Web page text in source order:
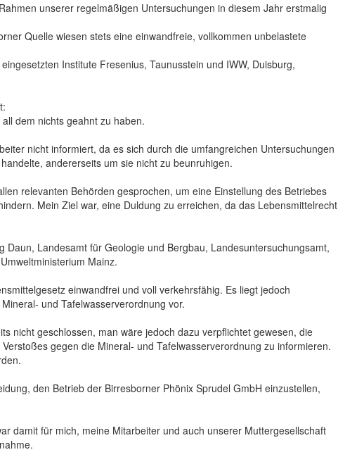
unserer regelmäßigen Untersuchungen in diesem Jahr erstmalig
Quelle wiesen stets eine einwandfreie, vollkommen unbelastete
Institute Fresenius, Taunusstein und IWW, Duisburg,
dem nichts geahnt zu haben.
nicht informiert, da es sich durch die umfangreichen Untersuchungen
andererseits um sie nicht zu beunruhigen.
relevanten Behörden gesprochen, um eine Einstellung des Betriebes
Mein Ziel war, eine Duldung zu erreichen, da das Lebensmittelrecht
Daun, Landesamt für Geologie und Bergbau, Landesuntersuchungsamt,
Mainz.
einwandfrei und voll verkehrsfähig. Es liegt jedoch
und Tafelwasserverordnung vor.
nicht geschlossen, man wäre jedoch dazu verpflichtet gewesen, die
gegen die Mineral- und Tafelwasserverordnung zu informieren.
den Betrieb der Birresborner Phönix Sprudel GmbH einzustellen,
damit für mich, meine Mitarbeiter und auch unserer Muttergesellschaft